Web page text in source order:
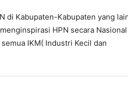
di Kabupaten-Kabupaten yang
HPN secara
IKM( Industri Kecil dan